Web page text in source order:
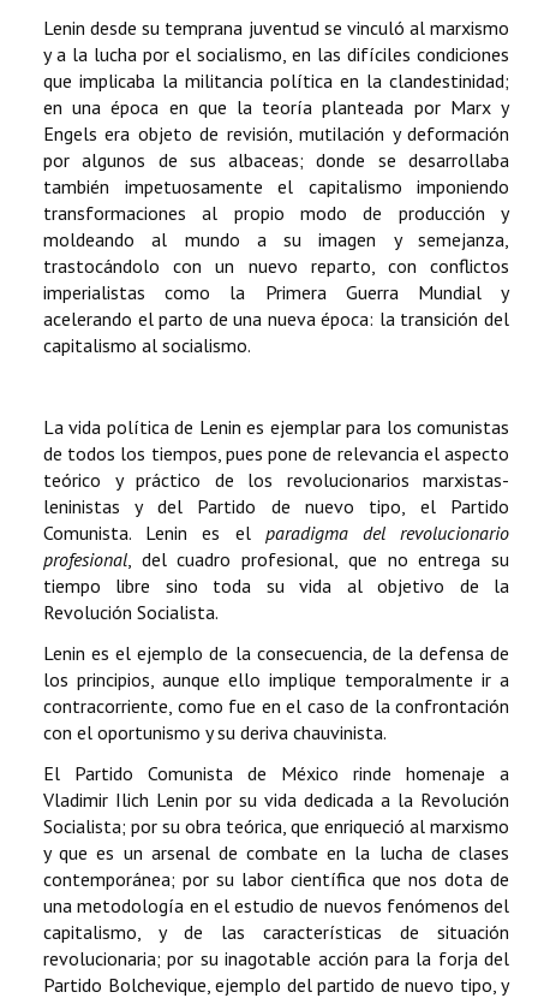
Lenin desde su temprana juventud se vinculó al marxismo
y a la lucha por el socialismo, en las difíciles condiciones
que implicaba la militancia política en la clandestinidad;
en una época en que la teoría planteada por Marx y
Engels era objeto de revisión, mutilación y deformación
por algunos de sus albaceas; donde se desarrollaba
también impetuosamente el capitalismo imponiendo
transformaciones al propio modo de producción y
moldeando al mundo a su imagen y semejanza,
trastocándolo con un nuevo reparto, con conflictos
imperialistas como la Primera Guerra Mundial y
acelerando el parto de una nueva época: la transición del
capitalismo al socialismo.
La vida política de Lenin es ejemplar para los comunistas
de todos los tiempos, pues pone de relevancia el aspecto
teórico y práctico de los revolucionarios marxistas-
leninistas y del Partido de nuevo tipo, el Partido
Comunista. Lenin es el paradigma del revolucionario
profesional , del cuadro profesional, que no entrega su
tiempo libre sino toda su vida al objetivo de la
Revolución Socialista.
Lenin es el ejemplo de la consecuencia, de la defensa de
los principios, aunque ello implique temporalmente ir a
contracorriente, como fue en el caso de la confrontación
con el oportunismo y su deriva chauvinista.
El Partido Comunista de México rinde homenaje a
Vladimir Ilich Lenin por su vida dedicada a la Revolución
Socialista; por su obra teórica, que enriqueció al marxismo
y que es un arsenal de combate en la lucha de clases
contemporánea; por su labor científica que nos dota de
una metodología en el estudio de nuevos fenómenos del
capitalismo, y de las características de situación
revolucionaria; por su inagotable acción para la forja del
Partido Bolchevique, ejemplo del partido de nuevo tipo, y